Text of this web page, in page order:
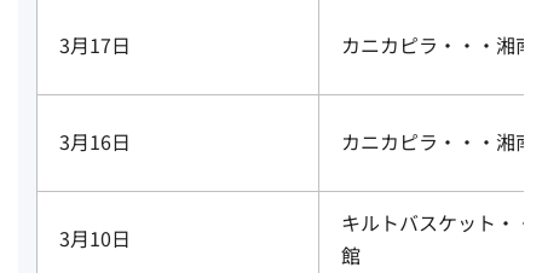
3月17日 カニカピラ・・・湘
3月16日 カニカピラ・・・湘
3月10日
キルトバスケット・
館